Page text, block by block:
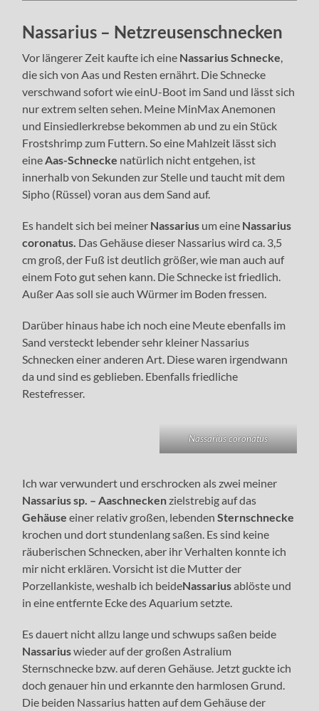
Nassarius – Netzreusenschnecken
Vor längerer Zeit kaufte ich eine Nassarius Schnecke
die sich von Aas und Resten ernährt. Die Schnecke
verschwand sofort wie einU-Boot im Sand und lässt sich
nur extrem selten sehen. Meine MinMax Anemonen
und Einsiedlerkrebse bekommen ab und zu ein Stück
Frostshrimp zum Futtern. So eine Mahlzeit lässt sich
eine Aas-Schnecke natürlich nicht entgehen, ist
innerhalb von Sekunden zur Stelle und taucht mit dem
Sipho (Rüssel) voran aus dem Sand auf.
Es handelt sich bei meiner Nassarius um eine Nassarius
coronatus. Das Gehäuse dieser Nassarius wird ca. 3,5
cm groß, der Fuß ist deutlich größer, wie man auch auf
einem Foto gut sehen kann. Die Schnecke ist friedlich.
Außer Aas soll sie auch Würmer im Boden fressen.
Darüber hinaus habe ich noch eine Meute ebenfalls im
Sand versteckt lebender sehr kleiner Nassarius
Schnecken einer anderen Art. Diese waren irgendwann
da und sind es geblieben. Ebenfalls friedliche
Restefresser.
Nassarius coronatus
Ich war verwundert und erschrocken als zwei meiner
Nassarius sp. – Aaschneckenzielstrebig auf das
Gehäuse einer relativ großen, lebendenSternschnecke
krochen und dort stundenlang saßen. Es sind keine
räuberischen Schnecken, aber ihr Verhalten konnte ich
mir nicht erklären. Vorsicht ist die Mutter der
Porzellankiste, weshalb ich beideNassariusablöste und
in eine entfernte Ecke des Aquarium setzte.
Es dauert nicht allzu lange und schwups saßen beide
Nassariuswieder auf der großen Astralium
Sternschnecke bzw. auf deren Gehäuse. Jetzt guckte ich
doch genauer hin und erkannte den harmlosen Grund.
Die beiden Nassarius hatten auf dem Gehäuse der